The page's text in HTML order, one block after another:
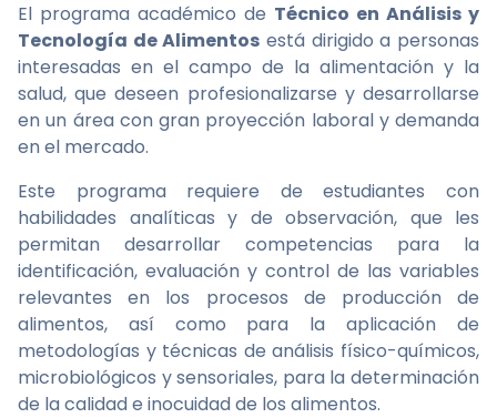
El programa académico de Técnico en Análisis y
Tecnología de Alimentos está dirigido a personas
interesadas en el campo de la alimentación y la
salud, que deseen profesionalizarse y desarrollarse
en un área con gran proyección laboral y demanda
en el mercado.
Este programa requiere de estudiantes con
habilidades analíticas y de observación, que les
permitan desarrollar competencias para la
identificación, evaluación y control de las variables
relevantes en los procesos de producción de
alimentos, así como para la aplicación de
metodologías y técnicas de análisis físico-químicos,
microbiológicos y sensoriales, para la determinación
de la calidad e inocuidad de los alimentos.